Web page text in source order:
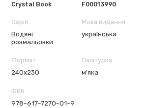
Crystal Book
F00013990
Серія
Водяні
розмальовки
Мова видання
українська
Формат
240х230
Палітурка
м'яка
ISBN
978-617-7270-01-9